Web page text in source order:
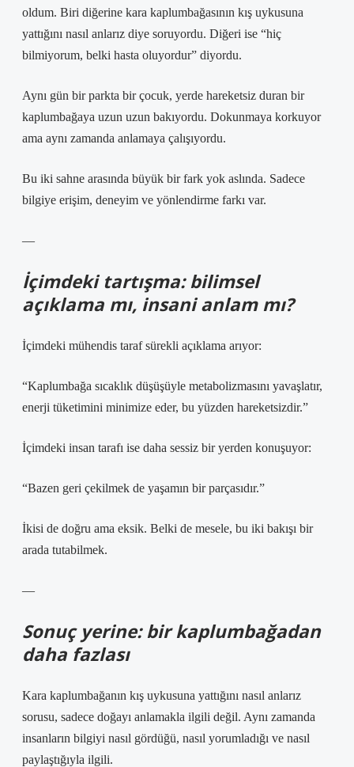
oldum. Biri diğerine kara kaplumbağasının kış uykusuna
yattığını nasıl anlarız diye soruyordu. Diğeri ise “hiç
bilmiyorum, belki hasta oluyordur” diyordu.
Aynı gün bir parkta bir çocuk, yerde hareketsiz duran bir
kaplumbağaya uzun uzun bakıyordu. Dokunmaya korkuyor
ama aynı zamanda anlamaya çalışıyordu.
Bu iki sahne arasında büyük bir fark yok aslında. Sadece
bilgiye erişim, deneyim ve yönlendirme farkı var.
—
İçimdeki tartışma: bilimsel
açıklama mı, insani anlam mı?
İçimdeki mühendis taraf sürekli açıklama arıyor:
“Kaplumbağa sıcaklık düşüşüyle metabolizmasını yavaşlatır,
enerji tüketimini minimize eder, bu yüzden hareketsizdir.”
İçimdeki insan tarafı ise daha sessiz bir yerden konuşuyor:
“Bazen geri çekilmek de yaşamın bir parçasıdır.”
İkisi de doğru ama eksik. Belki de mesele, bu iki bakışı bir
arada tutabilmek.
—
Sonuç yerine: bir kaplumbağadan
daha fazlası
Kara kaplumbağanın kış uykusuna yattığını nasıl anlarız
sorusu, sadece doğayı anlamakla ilgili değil. Aynı zamanda
insanların bilgiyi nasıl gördüğü, nasıl yorumladığı ve nasıl
paylaştığıyla ilgili.